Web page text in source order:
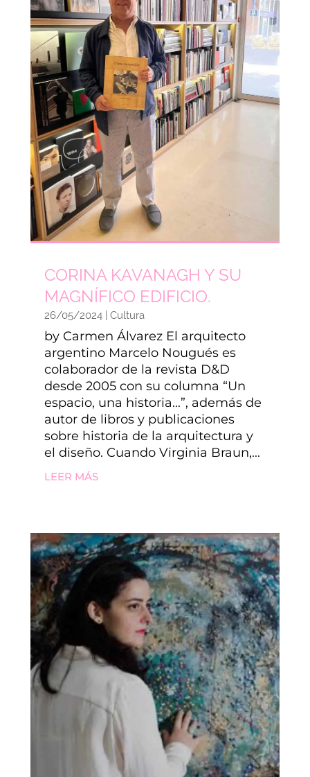
CORINA KAVANAGH Y SU
MAGNÍFICO EDIFICIO.
26/05/2024| Cultura
by Carmen Álvarez El arquitecto
argentino Marcelo Nougués es
colaborador de la revista D&D
desde 2005 con su columna “Un
espacio, una historia...”, además de
autor de libros y publicaciones
sobre historia de la arquitectura y
el diseño. Cuando Virginia Braun,...
LEER MÁS